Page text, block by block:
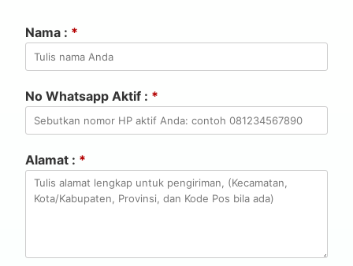
Nama : *
No Whatsapp Aktif : *
Alamat : *